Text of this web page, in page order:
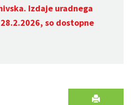
Izdaje uradnega
so dostopne